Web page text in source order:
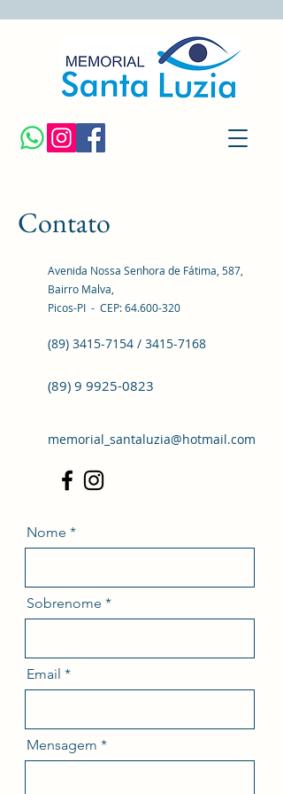
Contato
Avenida Nossa Senhora de Fátima, 587,
Bairro Malva
Picos-PI - CEP:64.600-320
(89) 3415-7154 / 3415-7168
(89) 9 9925-0823
memorial_santaluzia@hotmail.com
Nome
Sobrenome
Email
Mensagem